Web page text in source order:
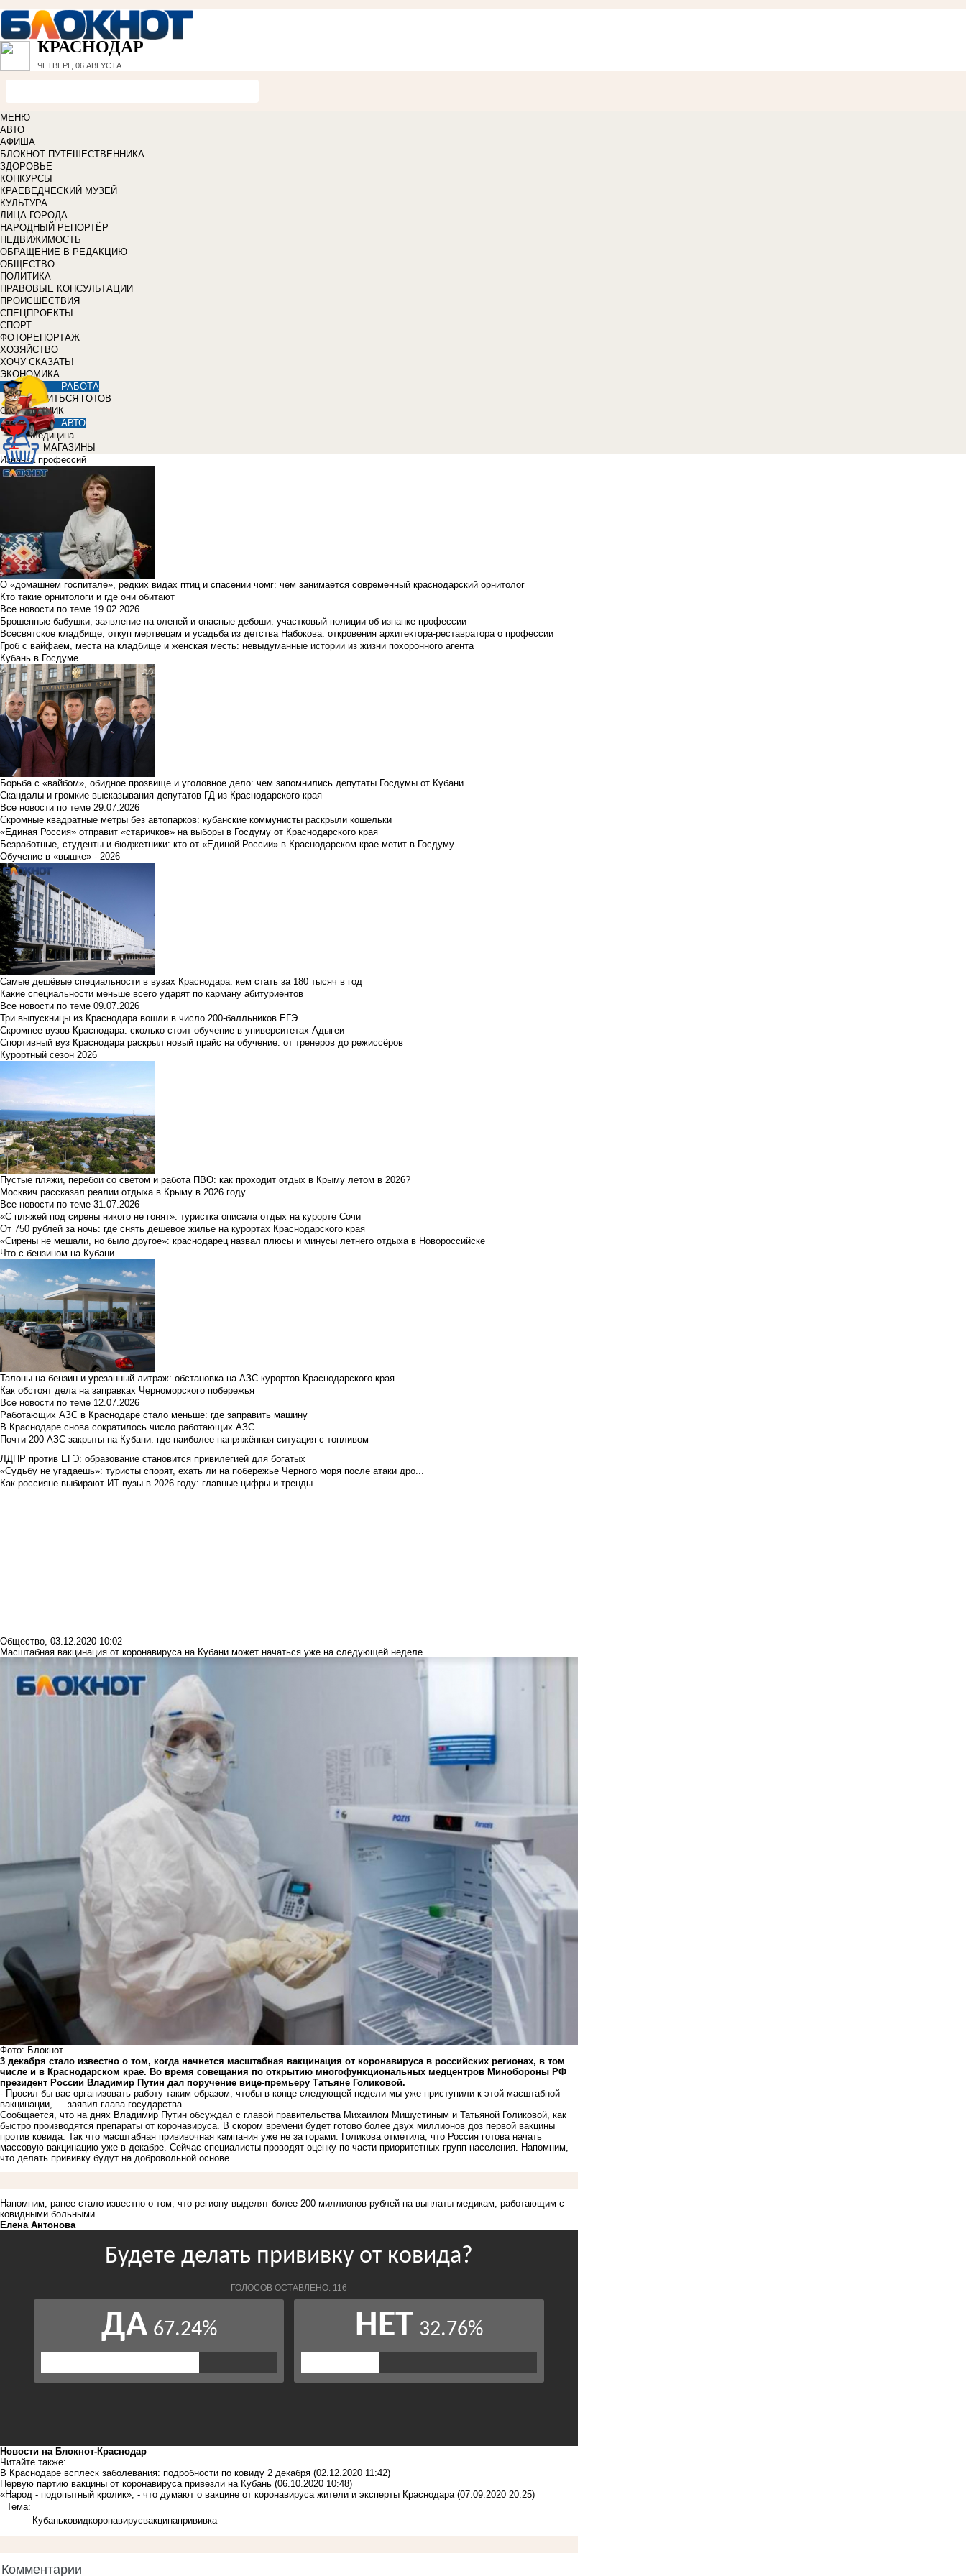
КРАСНОДАР
ЧЕТВЕРГ, 06 АВГУСТА
МЕНЮ
АВТО
АФИША
БЛОКНОТ ПУТЕШЕСТВЕННИКА
ЗДОРОВЬЕ
КОНКУРСЫ
КРАЕВЕДЧЕСКИЙ МУЗЕЙ
КУЛЬТУРА
ЛИЦА ГОРОДА
НАРОДНЫЙ РЕПОРТЁР
НЕДВИЖИМОСТЬ
ОБРАЩЕНИЕ В РЕДАКЦИЮ
ОБЩЕСТВО
ПОЛИТИКА
ПРАВОВЫЕ КОНСУЛЬТАЦИИ
ПРОИСШЕСТВИЯ
СПЕЦПРОЕКТЫ
СПОРТ
ФОТОРЕПОРТАЖ
ХОЗЯЙСТВО
ХОЧУ СКАЗАТЬ!
ЭКОНОМИКА
РАБОТА
УЧИТЬСЯ ГОТОВ
СПРАВОЧНИК
АВТО
Медицина
МАГАЗИНЫ
Изнанка профессий
О «домашнем госпитале», редких видах птиц и спасении чомг: чем занимается современный краснодарский орнитолог
Кто такие орнитологи и где они обитают
Все новости по теме 19.02.2026
Брошенные бабушки, заявление на оленей и опасные дебоши: участковый полиции об изнанке профессии
Всесвятское кладбище, откуп мертвецам и усадьба из детства Набокова: откровения архитектора-реставратора о профессии
Гроб с вайфаем, места на кладбище и женская месть: невыдуманные истории из жизни похоронного агента
Кубань в Госдуме
Борьба с «вайбом», обидное прозвище и уголовное дело: чем запомнились депутаты Госдумы от Кубани
Скандалы и громкие высказывания депутатов ГД из Краснодарского края
Все новости по теме 29.07.2026
Скромные квадратные метры без автопарков: кубанские коммунисты раскрыли кошельки
«Единая Россия» отправит «старичков» на выборы в Госдуму от Краснодарского края
Безработные, студенты и бюджетники: кто от «Единой России» в Краснодарском крае метит в Госдуму
Обучение в «вышке» - 2026
Самые дешёвые специальности в вузах Краснодара: кем стать за 180 тысяч в год
Какие специальности меньше всего ударят по карману абитуриентов
Все новости по теме 09.07.2026
Три выпускницы из Краснодара вошли в число 200-балльников ЕГЭ
Скромнее вузов Краснодара: сколько стоит обучение в университетах Адыгеи
Спортивный вуз Краснодара раскрыл новый прайс на обучение: от тренеров до режиссёров
Курортный сезон 2026
Пустые пляжи, перебои со светом и работа ПВО: как проходит отдых в Крыму летом в 2026?
Москвич рассказал реалии отдыха в Крыму в 2026 году
Все новости по теме 31.07.2026
«С пляжей под сирены никого не гонят»: туристка описала отдых на курорте Сочи
От 750 рублей за ночь: где снять дешевое жилье на курортах Краснодарского края
«Сирены не мешали, но было другое»: краснодарец назвал плюсы и минусы летнего отдыха в Новороссийске
Что с бензином на Кубани
Талоны на бензин и урезанный литраж: обстановка на АЗС курортов Краснодарского края
Как обстоят дела на заправках Черноморского побережья
Все новости по теме 12.07.2026
Работающих АЗС в Краснодаре стало меньше: где заправить машину
В Краснодаре снова сократилось число работающих АЗС
Почти 200 АЗС закрыты на Кубани: где наиболее напряжённая ситуация с топливом
ЛДПР против ЕГЭ: образование становится привилегией для богатых
«Судьбу не угадаешь»: туристы спорят, ехать ли на побережье Черного моря после атаки дро...
Как россияне выбирают ИТ-вузы в 2026 году: главные цифры и тренды
Общество, 03.12.2020 10:02
Масштабная вакцинация от коронавируса на Кубани может начаться уже на следующей неделе
Фото: Блокнот
3 декабря стало известно о том, когда начнется масштабная вакцинация от коронавируса в российских регионах, в том
числе и в Краснодарском крае. Во время совещания по открытию многофункциональных медцентров Минобороны РФ
президент России Владимир Путин дал поручение вице-премьеру Татьяне Голиковой.
- Просил бы вас организовать работу таким образом, чтобы в конце следующей недели мы уже приступили к этой масштабной
вакцинации, — заявил глава государства.
Сообщается, что на днях Владимир Путин обсуждал с главой правительства Михаилом Мишустиным и Татьяной Голиковой, как
быстро производятся препараты от коронавируса. В скором времени будет готово более двух миллионов доз первой вакцины
против ковида. Так что масштабная прививочная кампания уже не за горами. Голикова отметила, что Россия готова начать
массовую вакцинацию уже в декабре. Сейчас специалисты проводят оценку по части приоритетных групп населения. Напомним,
что делать прививку будут на добровольной основе
Напомним, ранее стало известно о том, что региону выделят более 200 миллионов рублей на выплаты медикам, работающим с
ковидными больными
Елена Антонова
Новости на Блoкнoт-Краснодар
Читайте также:
В Краснодаре всплеск заболевания: подробности по ковиду 2 декабря (02.12.2020 11:42)
Первую партию вакцины от коронавируса привезли на Кубань (06.10.2020 10:48)
«Народ - подопытный кролик», - что думают о вакцине от коронавируса жители и эксперты Краснодара (07.09.2020 20:25)
Тема:
Кубаньковидкоронавирусвакцинапрививка
Комментарии